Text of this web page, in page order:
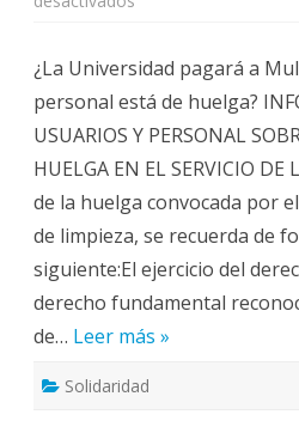
del
Personal
de
Limpieza.
Por
favor,
no
hagas
su
trabajo.
¿La Universidad pagará a
personal está de huelga?
USUARIOS Y PERSONAL
HUELGA EN EL SERVICIO
de la huelga convocada por
de limpieza, se recuerda de
siguiente:El ejercicio del
derecho fundamental
de… Leer más »
Solidaridad